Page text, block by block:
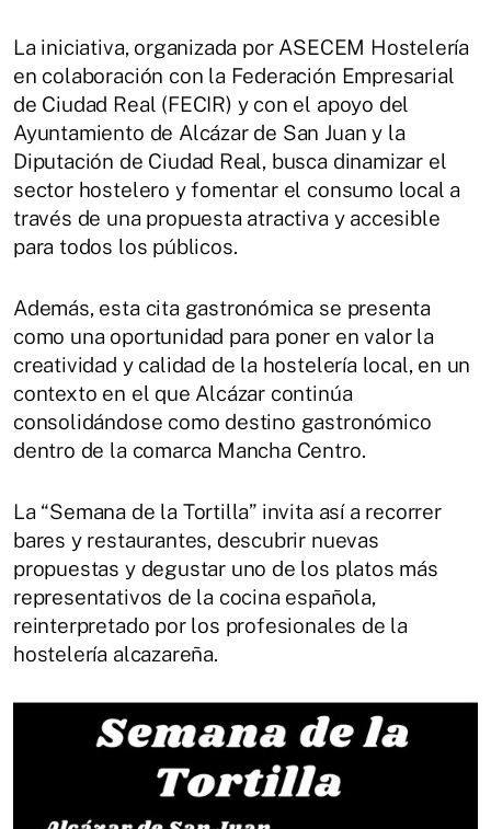
La iniciativa, organizada por ASECEM Hostelería
en colaboración con la Federación Empresarial
de Ciudad Real (FECIR) y con el apoyo del
Ayuntamiento de Alcázar de San Juan y la
Diputación de Ciudad Real, busca dinamizar el
sector hostelero y fomentar el consumo local a
través de una propuesta atractiva y accesible
para todos los públicos.
Además, esta cita gastronómica se presenta
como una oportunidad para poner en valor la
creatividad y calidad de la hostelería local, en un
contexto en el que Alcázar continúa
consolidándose como destino gastronómico
dentro de la comarca Mancha Centro.
La “Semana de la Tortilla” invita así a recorrer
bares y restaurantes, descubrir nuevas
propuestas y degustar uno de los platos más
representativos de la cocina española,
reinterpretado por los profesionales de la
hostelería alcazareña.